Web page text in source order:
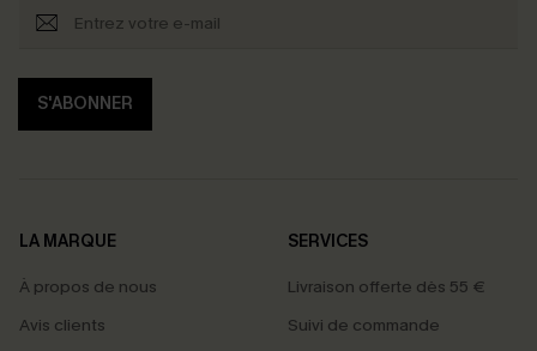
S'ABONNER
LA MARQUE
À propos de nous
Avis clients
SERVICES
Livraison offerte dès 55 €
Suivi de commande